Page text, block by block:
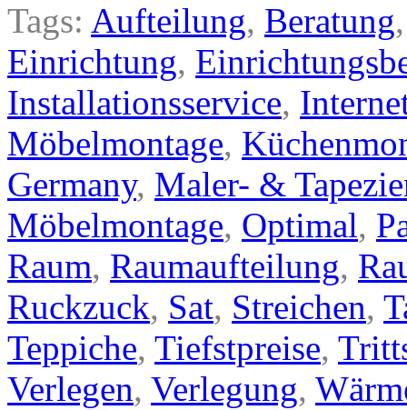
Tags: Aufteilung, Beratung
Einrichtung,
Installationsservice,
Möbelmontage,
Germany, Maler- &
Möbelmontage, Optimal,
Raum, Raumaufteilung,
Ruckzuck, Sat, Streichen,
Teppiche, Tiefstpreise,
Verlegen, Verlegung,